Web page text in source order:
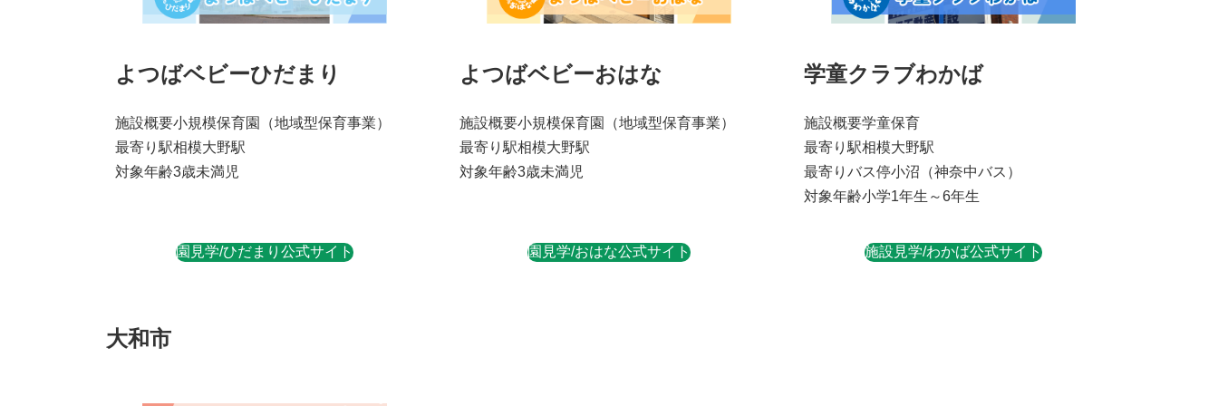
よつばベビーひだまり
施設概要小規模保育園
（地域型保育事業）
最寄り駅相模大野駅
対象年齢3歳未満児
園見学/ひだまり公式サイト
よつばベビーおはな
施設概要小規模保育園
（地域型保育事業）
最寄り駅相模大野駅
対象年齢3歳未満児
園見学/おはな公式サイト
学童クラブわかば
施設概要学童保育
最寄り駅相模大野駅
最寄りバス停小沼（神奈中バス）
対象年齢小学1年生～6年生
施設見学/わかば公式サイト
大和市